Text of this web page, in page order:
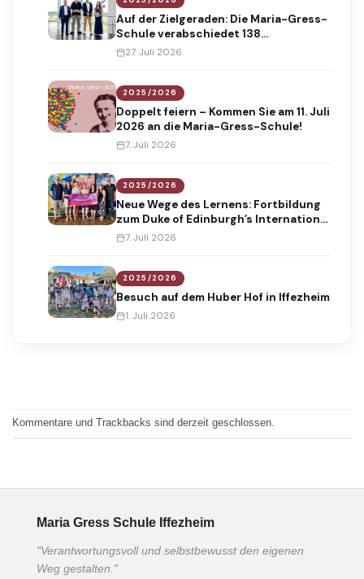
Auf der Zielgeraden: Die Maria-Gress-
Schule verabschiedet 138
Absolventinnen und Absolventen
27. Juli 2026
2025/2026
Doppelt feiern – Kommen Sie am 11. Juli
2026 an die Maria-Gress-Schule!
7. Juli 2026
2025/2026
Neue Wege des Lernens: Fortbildung
zum Duke of Edinburgh’s International
Award
7. Juli 2026
2025/2026
Besuch auf dem Huber Hof in Iffezheim
1. Juli 2026
Kommentare und Trackbacks sind derzeit geschlossen.
Maria Gress Schule Iffezheim
"Verantwortungsvoll und selbstbewusst den eigenen
Weg gestalten."